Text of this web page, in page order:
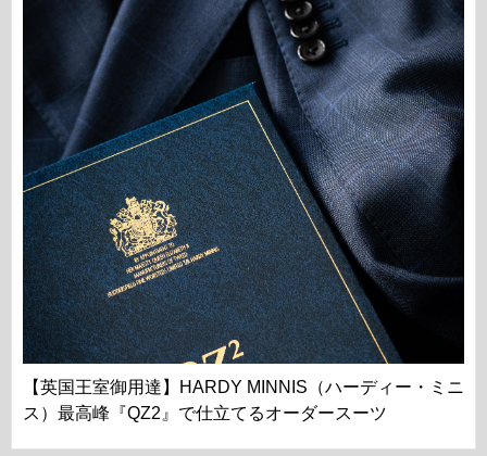
【英国王室御用達】HARDY MINNIS（ハーディー・ミニ
ス）最高峰『QZ2』で仕立てるオーダースーツ